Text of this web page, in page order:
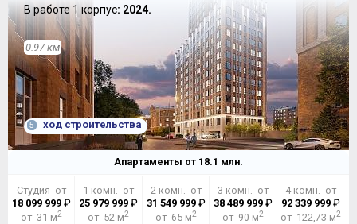
В работе 1 корпус: 2024.
0.97 км
5 ход строительства
Апартаменты от 18.1 млн.
Студия от
18 099 999₽
от 31 м2
1 комн. от
25 979 999 ₽
от 52 м2
2 комн. от
31 549 999₽
от 65 м2
3 комн. от
38 489 999 ₽
от 90 м2
4 комн. от
92 339 999₽
от 122,73 м2